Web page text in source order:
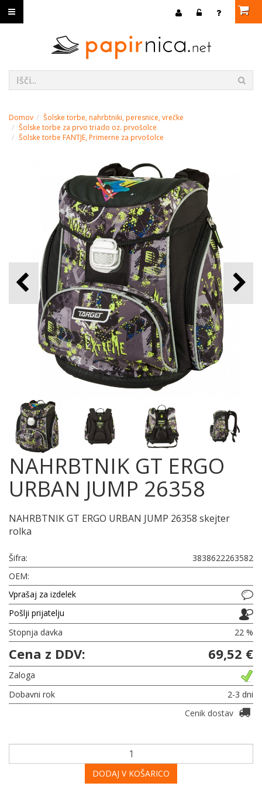
Domov
Šolske torbe, nahrbtniki, peresnice, vrečke
Šolske torbe za prvo triado oz. prvošolce
Šolske torbe FANTJE, Primerne za prvošolce
NAHRBTNIK GT ERGO
URBAN JUMP 26358
NAHRBTNIK GT ERGO URBAN JUMP 26358 skejter
rolka
Šifra:
3838622263582
OEM:
Vprašaj za izdelek
Pošlji prijatelju
Stopnja davka
22 %
Cena z DDV: 69,52 €
Zaloga
Dobavni rok
2-3 dni
Cenik dostav
DODAJ V KOŠARICO